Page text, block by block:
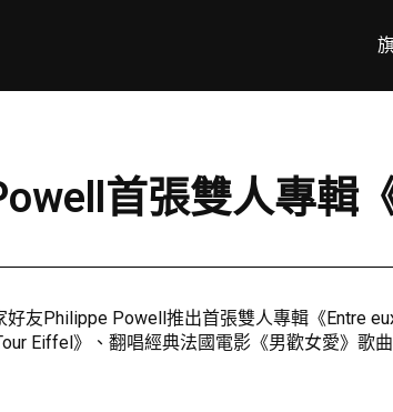
首張雙人專輯
友Philippe Powell推出首張雙人專輯《Entre
Eiffel》、翻唱經典法國電影《男歡女愛》歌